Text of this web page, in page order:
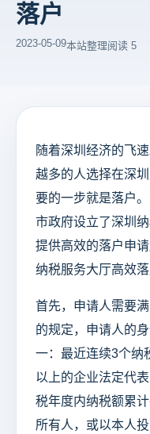
落户
2023-05-09本站整理阅读 5
随着深圳经济的飞
越多的人选择在深
要的一步就是落户
市政府设立了深圳
提供高效的落户申
纳税服务大厅高效落
首先，申请人需要
的规定，申请人的
一：最近连续3个纳
以上的企业法定代
税年度内纳税额累
所有人，或以本人